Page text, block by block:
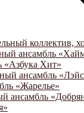
коллектив,
ансамбль
«Азбука Хит»
ансамбль
«Жарелье»
ансамбль